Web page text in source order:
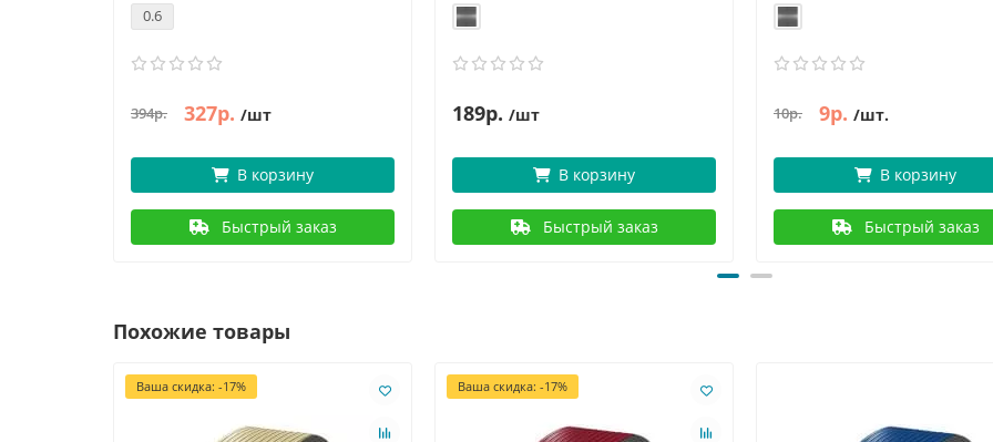
0.6
394р. 327р. /шт
В корзину
Быстрый заказ
189р. /шт
В корзину
Быстрый заказ
10р. 9р. /шт.
В корзину
Быстрый заказ
Похожие товары
Ваша скидка: -17% Ваша скидка: -17%